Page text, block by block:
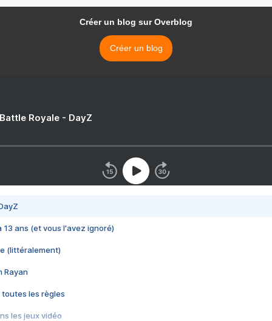
Créer un blog sur Overblog
Créer un blog
Royale - DayZ
13 ans (et vous l'avez ignoré)
(littéralement)
Rayan
toutes les règles
les jeux vidéo